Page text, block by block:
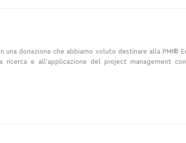
una donazione che abbiamo voluto destinare alla PMI®
e all'applicazione del project management